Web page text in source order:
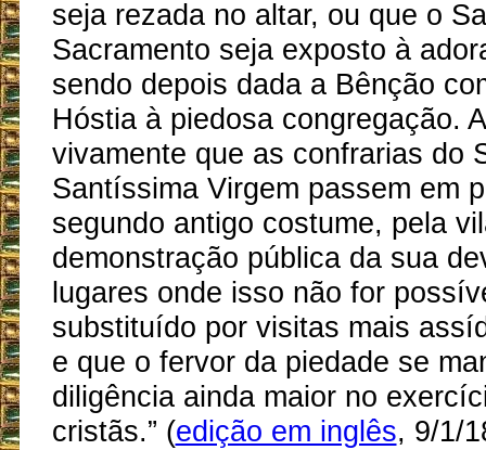
seja rezada no altar, ou que o
Sacramento seja exposto à
sendo depois dada a Bênção
Hóstia à piedosa congregação.
vivamente que as confrarias do
Santíssima Virgem passem em
segundo antigo costume, pela
demonstração pública da sua
lugares onde isso não for
substituído por visitas mais
e que o fervor da piedade se
diligência ainda maior no
cristãs.” (edição em inglês, 9/1/